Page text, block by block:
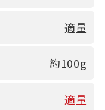
適量
約100g
適量